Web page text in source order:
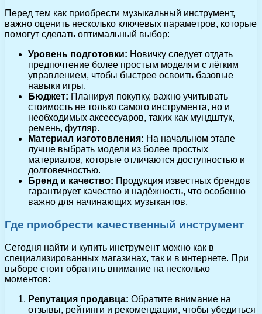
Перед тем как приобрести музыкальный инструмент,
важно оценить несколько ключевых параметров, которые
помогут сделать оптимальный выбор:
Уровень подготовки: Новичку следует отдать
предпочтение более простым моделям с лёгким
управлением, чтобы быстрее освоить базовые
навыки игры.
Бюджет: Планируя покупку, важно учитывать
стоимость не только самого инструмента, но и
необходимых аксессуаров, таких как мундштук,
ремень, футляр.
Материал изготовления: На начальном этапе
лучше выбрать модели из более простых
материалов, которые отличаются доступностью и
долговечностью.
Бренд и качество: Продукция известных брендов
гарантирует качество и надёжность, что особенно
важно для начинающих музыкантов.
Где приобрести качественный инструмент
Сегодня найти и купить инструмент можно как в
специализированных магазинах, так и в интернете. При
выборе стоит обратить внимание на несколько
моментов:
Репутация продавца: Обратите внимание на
отзывы, рейтинги и рекомендации, чтобы убедиться